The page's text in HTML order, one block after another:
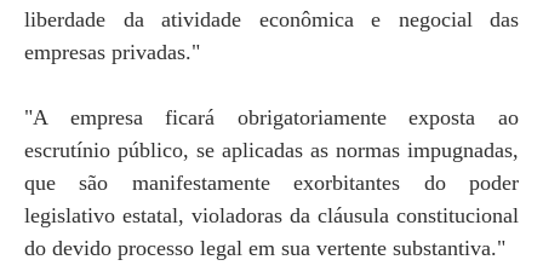
liberdade da atividade econômica e negocial das
empresas privadas."
"A empresa ficará obrigatoriamente exposta ao
escrutínio público, se aplicadas as normas impugnadas,
que são manifestamente exorbitantes do poder
legislativo estatal, violadoras da cláusula constitucional
do devido processo legal em sua vertente substantiva."